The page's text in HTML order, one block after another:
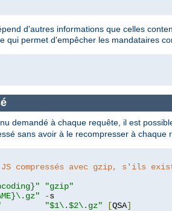
d'autres informations que celles
qui permet d'empêcher les mandataires
demandé à chaque requête, il est
sans avoir à le recompresser à
compressés avec gzip, s'ils
"gzip"
-s
"$1\.$2\.gz" [QSA]